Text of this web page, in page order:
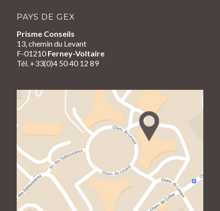
PAYS DE GEX
Prisme Conseils
13, chemin du Levant
F-01210 Ferney-Voltaire
Tél. +33(0)4 50 40 12 89